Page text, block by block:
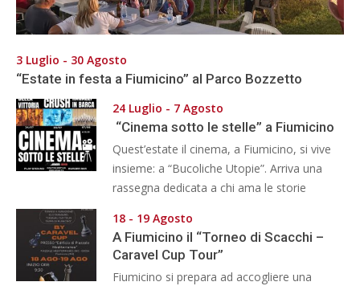
3 Luglio - 30 Agosto
“Estate in festa a Fiumicino” al Parco Bozzetto
24 Luglio - 7 Agosto
“Cinema sotto le stelle” a Fiumicino
Quest’estate il cinema, a Fiumicino, si vive
insieme: a “Bucoliche Utopie”. Arriva una
rassegna dedicata a chi ama le storie
18 - 19 Agosto
A Fiumicino il “Torneo di Scacchi –
Caravel Cup Tour”
Fiumicino si prepara ad accogliere una